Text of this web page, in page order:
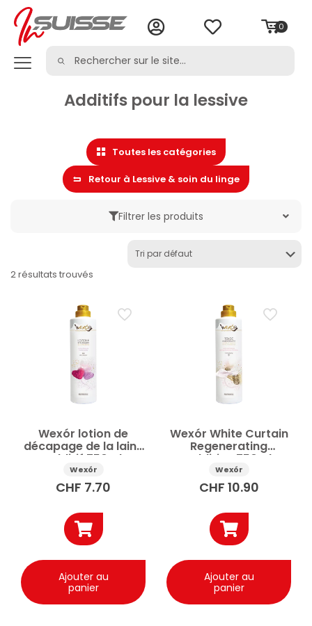
0
Additifs pour la lessive
Toutes les catégories
Retour à Lessive & soin du linge
Filtrer les produits
Entretien & nettoyage de la maison
Additifs pour la lessive
Détachant
Entretien du lave-linge
Lessive & soin du linge
Parfum de lessive
✕Réinitialiser tous les filtres
2 résultats trouvés
Wexór lotion de
décapage de la laine
additif 750ml
Wexór
CHF 7.70
Ajouter au
panier
Wexór White Curtain
Regenerating
Additive 750ml
Wexór
CHF 10.90
Ajouter au
panier